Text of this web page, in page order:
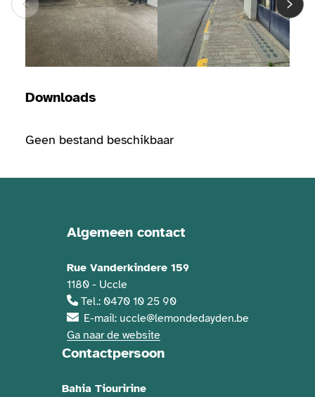
Downloads
Geen bestand beschikbaar
Contactgegevens
Algemeen contact
Rue Vanderkindere 159
1180 - Uccle
Tel.: 0470 10 25 90
E-mail: uccle@lemondedayden.be
Ga naar de website
Contactpersoon
Bahia Tiouririne